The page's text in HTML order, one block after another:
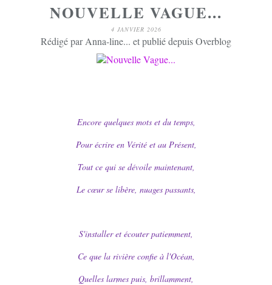
NOUVELLE VAGUE...
4 JANVIER 2026
Rédigé par Anna-line... et publié depuis Overblog
Encore quelques mots et du temps,
Pour écrire en Vérité et au Présent,
Tout ce qui se dévoile maintenant,
Le cœur se libère, nuages passants,
S'installer et écouter patiemment,
Ce que la rivière confie à l'Océan,
Quelles larmes puis, brillamment,